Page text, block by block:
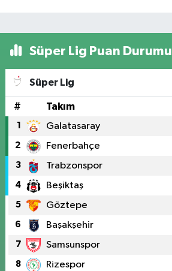
Süper Lig Puan Durumu
Süper Lig
# Takım
1 Galatasaray
2 Fenerbahçe
3 Trabzonspor
4 Beşiktaş
5 Göztepe
6 Başakşehir
7 Samsunspor
8 Rizespor